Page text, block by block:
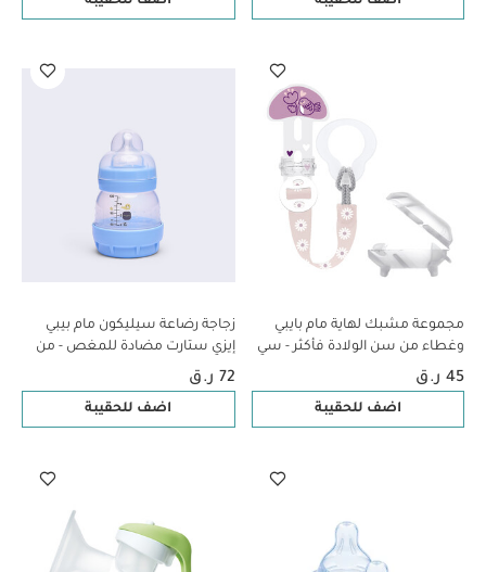
مجموعة مشبك لهاية مام بايبي
وغطاء من سن الولادة فأكثر - سي
لايف بينك، قطعتين
45 ر.ق
اضف للحقيبة
زجاجة رضاعة سيليكون مام بيبي
إيزي ستارت مضادة للمغص - من
عمر 0 ​​أشهر فما فوق | سي لايف
بلو - 130 مل - عبوة من قطعة
72 ر.ق
اضف للحقيبة